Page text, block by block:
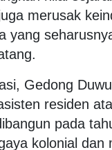
merusak
yang
Gedong
residen
pada
kolonial dan